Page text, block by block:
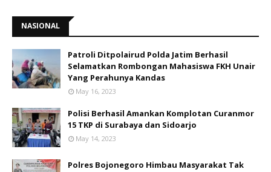
NASIONAL
Patroli Ditpolairud Polda Jatim Berhasil
Selamatkan Rombongan Mahasiswa FKH Unair
Yang Perahunya Kandas
May 16, 2023
Polisi Berhasil Amankan Komplotan Curanmor
15 TKP di Surabaya dan Sidoarjo
May 14, 2023
Polres Bojonegoro Himbau Masyarakat Tak